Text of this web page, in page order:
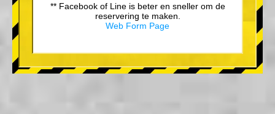
** Facebook of Line is beter en sneller om de
reservering te maken.
Web Form Page